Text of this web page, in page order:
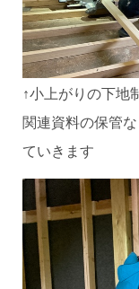
↑小上がりの下地
関連資料の保管
ていきます